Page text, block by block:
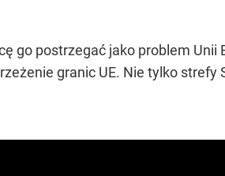
go postrzegać jako problem Unii
granic UE. Nie tylko strefy